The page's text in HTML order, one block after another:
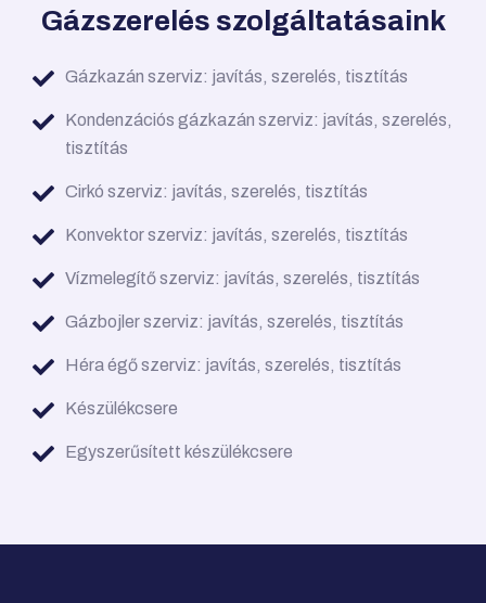
Gázszerelés szolgáltatásaink
Gázkazán szerviz: javítás, szerelés, tisztítás
Kondenzációs gázkazán szerviz: javítás, szerelés,
tisztítás
Cirkó szerviz: javítás, szerelés, tisztítás
Konvektor szerviz: javítás, szerelés, tisztítás
Vízmelegítő szerviz: javítás, szerelés, tisztítás
Gázbojler szerviz: javítás, szerelés, tisztítás
Héra égő szerviz: javítás, szerelés, tisztítás
Készülékcsere
Egyszerűsített készülékcsere